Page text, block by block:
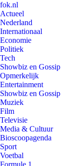
fok.nl
Actueel
Nederland
Internationaal
Economie
Politiek
Tech
Showbiz en Gossip
Opmerkelijk
Entertainment
Showbiz en Gossip
Muziek
Film
Televisie
Media & Cultuur
Bioscoopagenda
Sport
Voetbal
Formule 1